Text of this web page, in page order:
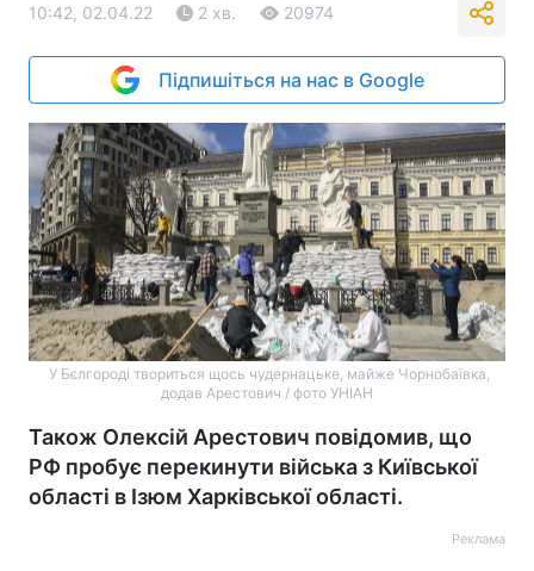
10:42, 02.04.22 2 хв. 20974
Підпишіться на нас в Google
У Бєлгороді твориться щось чудернацьке, майже Чорнобаївка,
додав Арестович / фото УНІАН
Також Олексій Арестович повідомив, що
РФ пробує перекинути війська з Київської
області в Ізюм Харківської області.
Реклама